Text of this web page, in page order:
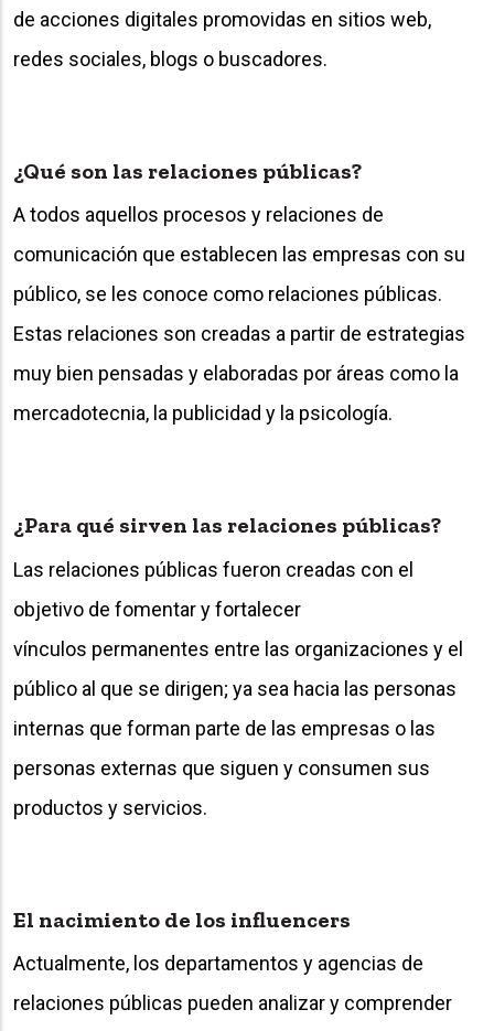
de acciones digitales promovidas en sitios web,
redes sociales, blogs o buscadores.
¿Qué son las relaciones públicas?
A todos aquellos procesos y relaciones de
comunicación que establecen las empresas con su
público, se les conoce como relaciones públicas.
Estas relaciones son creadas a partir de estrategias
muy bien pensadas y elaboradas por áreas como la
mercadotecnia, la publicidad y la psicología.
¿Para qué sirven las relaciones públicas?
Las relaciones públicas fueron creadas con el
objetivo de fomentar y fortalecer
vínculos permanentes entre las organizaciones y el
público al que se dirigen; ya sea hacia las personas
internas que forman parte de las empresas o las
personas externas que siguen y consumen sus
productos y servicios.
El nacimiento de los influencers
Actualmente, los departamentos y agencias de
relaciones públicas pueden analizar y comprender